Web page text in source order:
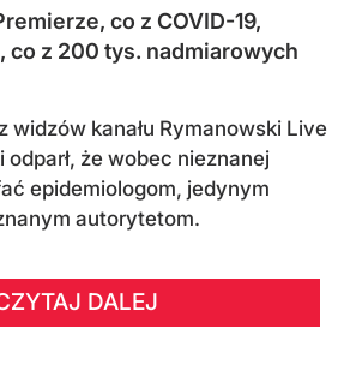
co z COVID-19,
co z 200 tys. nadmiarowych
widzów kanału Rymanowski Live
że wobec nieznanej
epidemiologom, jedynym
autorytetom.
DALEJ